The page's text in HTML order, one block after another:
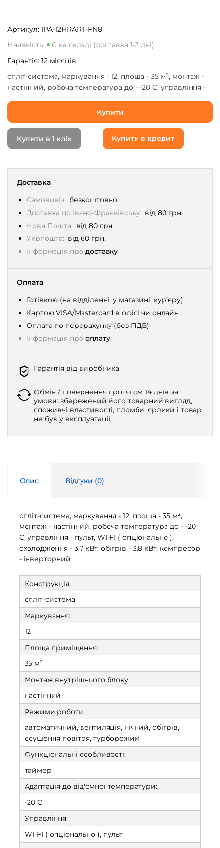
Доставка
Самовивіз: безкоштовно
Доставка по Івано-Франківську: від 80 грн.
Нова Пошта: від 80 грн.
Укрпошта: від 60 грн.
Інформація про доставку
Оплата
Готівкою (на відділенні, у магазині, кур’єру)
Картою VISA/Mastercard в офісі чи онлайн
Оплата по перерахунку (без ПДВ)
Інформація про оплату
Гарантія від виробника
Обмін / повернення протягом 14 днів за
умови: збережений його товарний вигляд,
споживчі властивості, пломби, ярлики і товар
не був у експлуатації.
Артикул: IPA-12HRART-FN8
Наявність:
Є на складі (доставка 1-3 дні)
Гарантія: 12 місяців
спліт-система, маркування - 12, площа - 35 м², монтаж -
настінний, робоча температура до - -20 C, управління -
обігрів - 3.8 кВт, компресор - інверторний
Купити
Купити в 1 клік Купити в кредит
Опис Відгуки (0)
спліт-система, маркування - 12, площа - 35 м²,
монтаж - настінний, робоча температура до - -20
C, управління - пульт, WI-FI ( опціонально ),
охолодження - 3.7 кВт, обігрів - 3.8 кВт, компресор
- інверторний
Конструкція:
спліт-система
Маркування:
12
Площа приміщення:
35 м²
Монтаж внутрішнього блоку:
настінний
Режими роботи:
автоматичний, вентиляція, нічний, обігрів,
осушення повітря, турборежим
Функціональні особливості:
таймер
Адаптація до від'ємної температури:
-20 C
Управління:
WI-FI ( опціонально ), пульт